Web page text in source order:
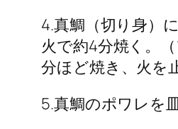
4.真鯛（切り身）
火で約4分焼く。
分ほど焼き、火を
5.真鯛のポワレを